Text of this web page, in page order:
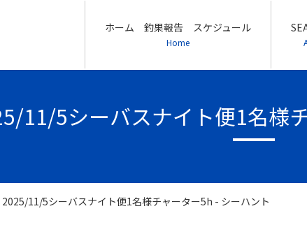
ホーム 釣果報告 スケジュール
Home
11/5シーバスナイト便1名様
2025/11/5シーバスナイト便1名様チャーター5h - シーハント